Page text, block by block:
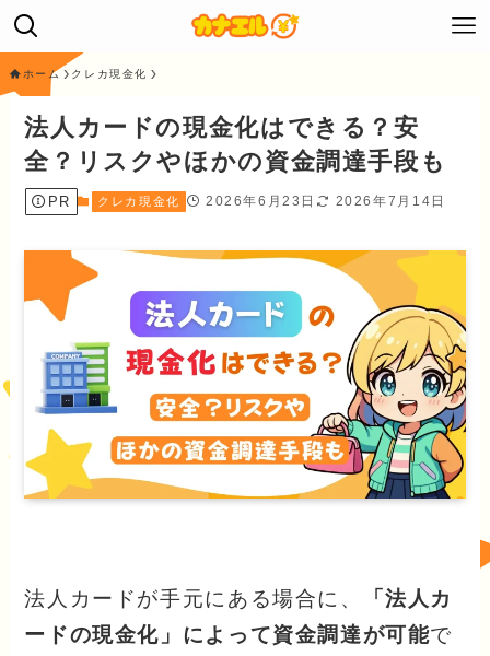
ホーム クレカ現金化
法人カードの現金化はできる？安
全？リスクやほかの資金調達手段も
PR クレカ現金化 2026年6月23日 2026年7月14日
法人カードが手元にある場合に、
「法人カ
ードの現金化」によって資金調達が可能で